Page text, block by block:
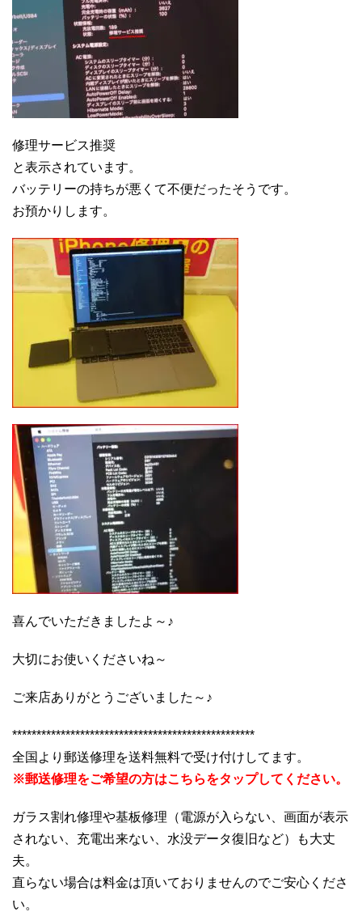
修理サービス推奨
と表示されています。
バッテリーの持ちが悪くて不便だったそうです。
お預かりします。
喜んでいただきましたよ～♪
大切にお使いくださいね～
ご来店ありがとうございました～♪
**************************************************
全国より郵送修理を送料無料で受け付けしてます。
※郵送修理をご希望の方はこちらをタップしてください。
ガラス割れ修理や基板修理（電源が入らない、画面が表示
されない、充電出来ない、水没データ復旧など）も大丈
夫。
直らない場合は料金は頂いておりませんのでご安心くださ
い。